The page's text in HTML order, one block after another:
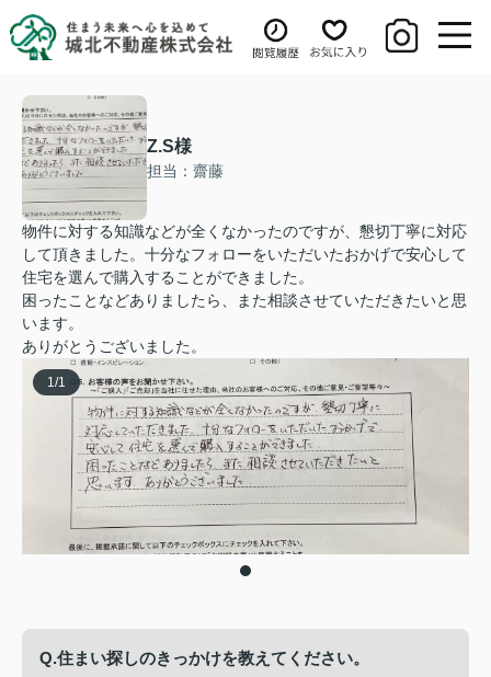
Z.S様
担当：齋藤
物件に対する知識などが全くなかったのですが、懇切丁寧に対応
して頂きました。十分なフォローをいただいたおかげで安心して
住宅を選んで購入することができました。
困ったことなどありましたら、また相談させていただきたいと思
います。
ありがとうございました。
1/1
Q.住まい探しのきっかけを教えてください。